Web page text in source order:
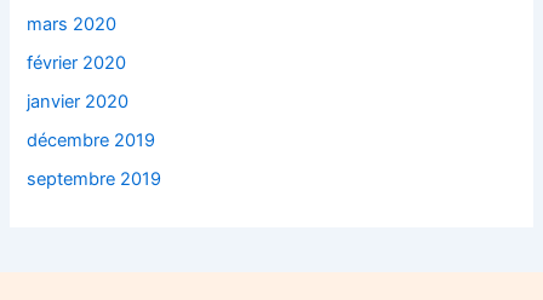
mars 2020
février 2020
janvier 2020
décembre 2019
septembre 2019